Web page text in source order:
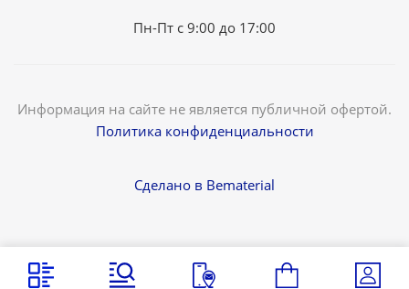
Пн-Пт с 9:00 до 17:00
Информация на сайте не является публичной офертой.
Политика конфиденциальности
Сделано в Bematerial